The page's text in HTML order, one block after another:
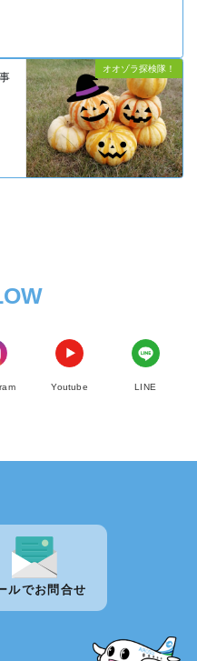
オオゾラ探検隊！
Youtube LINE
ルでお問合せ